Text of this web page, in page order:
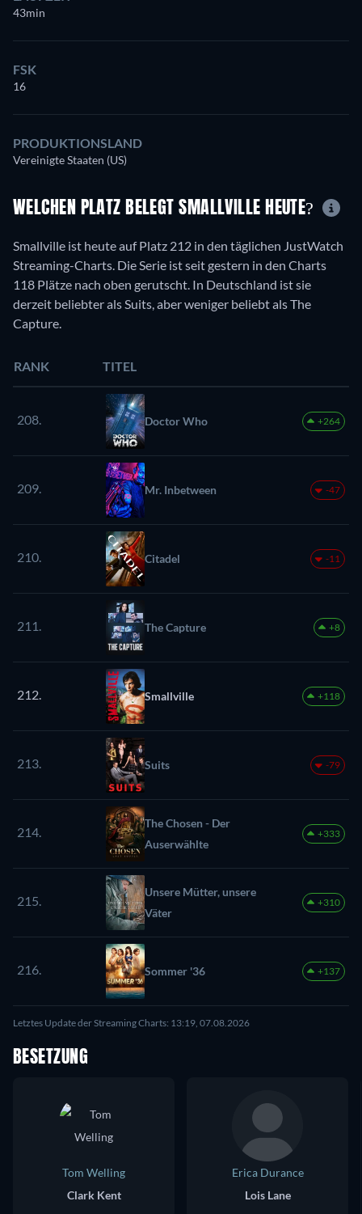
43min
FSK
16
PRODUKTIONSLAND
Vereinigte Staaten (US)
WELCHEN PLATZ BELEGT SMALLVILLE HEUTE?
Smallville ist heute auf Platz 212 in den täglichen JustWatch
Streaming-Charts. Die Serie ist seit gestern in den Charts
118 Plätze nach oben gerutscht. In Deutschland ist sie
derzeit beliebter als Suits, aber weniger beliebt als The
Capture.
RANK TITEL
208. Doctor Who +264
209. Mr. Inbetween -47
210. Citadel -11
211. The Capture +8
212. Smallville +118
213. Suits -79
214.
The Chosen - Der
Auserwählte
+333
215.
Unsere Mütter, unsere
Väter
+310
216. Sommer '36 +137
Letztes Update der Streaming Charts: 13:19, 07.08.2026
BESETZUNG
Tom Welling
Clark Kent
Erica Durance
Lois Lane